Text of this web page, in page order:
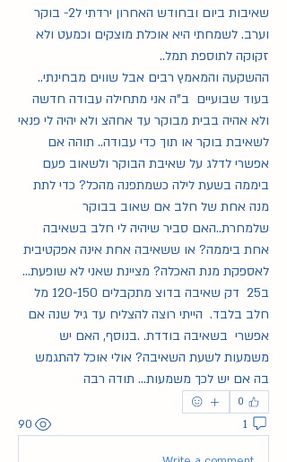
זקוקה לתוספת תמל..
ההשקעה והמאמץ רבים אבל שווים מבחינתי..
בה אם יש לכך משמעות... תודה רבה
0
1
90